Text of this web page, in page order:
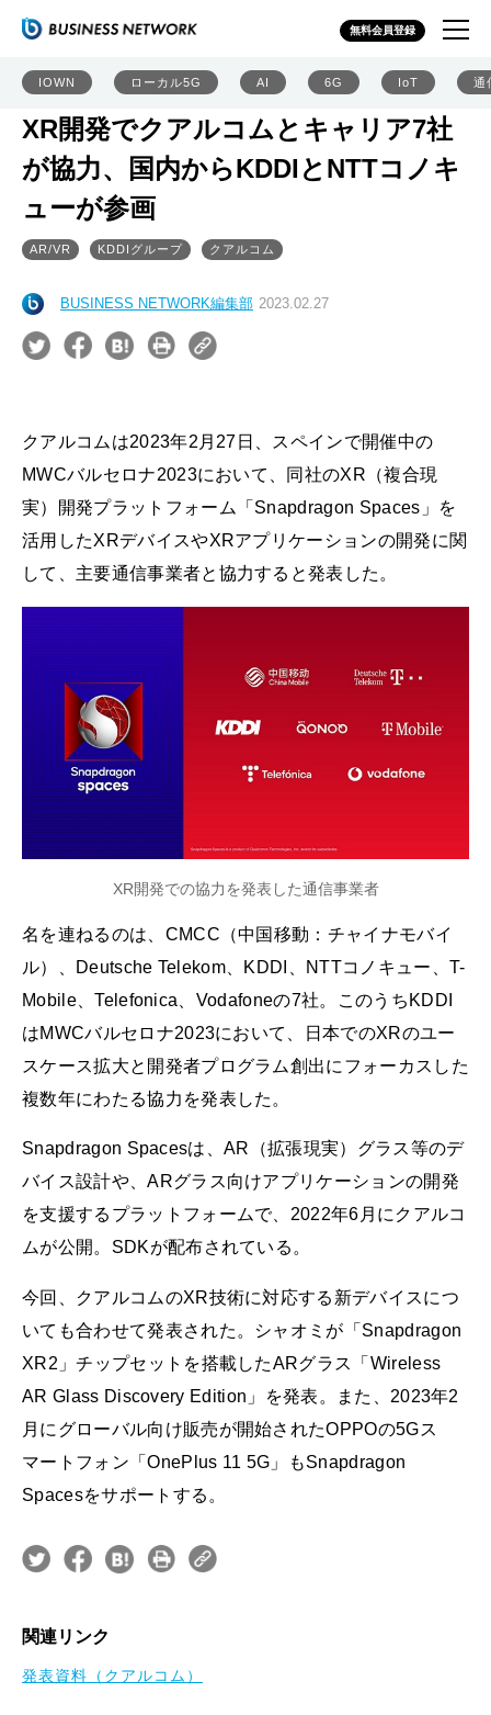
無料会員登録
IOWN ローカル5G AI 6G IoT 通
XR開発でクアルコムとキャリア7社
が協力、国内からKDDIとNTTコノキ
ューが参画
AR/VR KDDIグループ クアルコム
BUSINESS NETWORK編集部 2023.02.27
クアルコムは2023年2月27日、スペインで開催中の
MWCバルセロナ2023において、同社のXR（複合現
実）開発プラットフォーム「Snapdragon Spaces」を
活用したXRデバイスやXRアプリケーションの開発に関
して、主要通信事業者と協力すると発表した。
XR開発での協力を発表した通信事業者
名を連ねるのは、CMCC（中国移動：チャイナモバイ
ル）、Deutsche Telekom、KDDI、NTTコノキュー、T-
Mobile、Telefonica、Vodafoneの7社。このうちKDDI
はMWCバルセロナ2023において、日本でのXRのユー
スケース拡大と開発者プログラム創出にフォーカスした
複数年にわたる協力を発表した。
Snapdragon Spacesは、AR（拡張現実）グラス等のデ
バイス設計や、ARグラス向けアプリケーションの開発
を支援するプラットフォームで、2022年6月にクアルコ
ムが公開。SDKが配布されている。
今回、クアルコムのXR技術に対応する新デバイスにつ
いても合わせて発表された。シャオミが「Snapdragon
XR2」チップセットを搭載したARグラス「Wireless
AR Glass Discovery Edition」を発表。また、2023年2
月にグローバル向け販売が開始されたOPPOの5Gス
マートフォン「OnePlus 11 5G」もSnapdragon
Spacesをサポートする。
関連リンク
発表資料（クアルコム）